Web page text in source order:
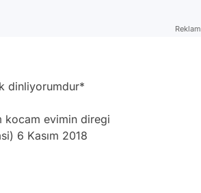
Reklam
dinliyorumdur*
kocam evimin diregi
6 Kasım 2018